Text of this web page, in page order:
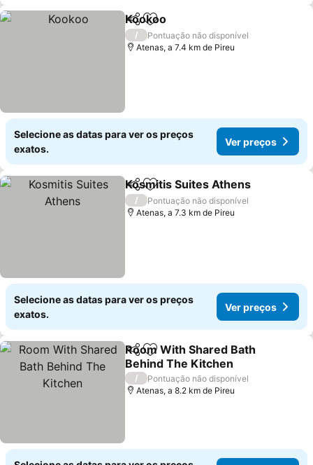
PartilharAdicionar aos favoritos
Kookoo
/
Pontuação não disponível
Atenas, a 7.4 km de Pireu
Selecione as datas para ver os preços
exatos.
Ver preços
PartilharAdicionar aos favoritos
Kosmitis Suites Athens
/
Pontuação não disponível
Atenas, a 7.3 km de Pireu
Selecione as datas para ver os preços
exatos.
Ver preços
PartilharAdicionar aos favoritos
Room With Shared Bath
Behind The Kitchen
Ver preços
/
Pontuação não disponível
Atenas, a 8.2 km de Pireu